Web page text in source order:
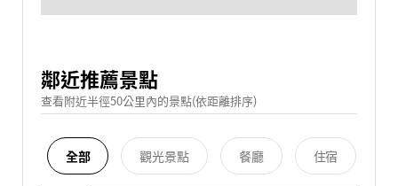
鄰近推薦景點
查看附近半徑50公里內的景點(依距離排序)
全部 觀光景點 餐廳 住宿